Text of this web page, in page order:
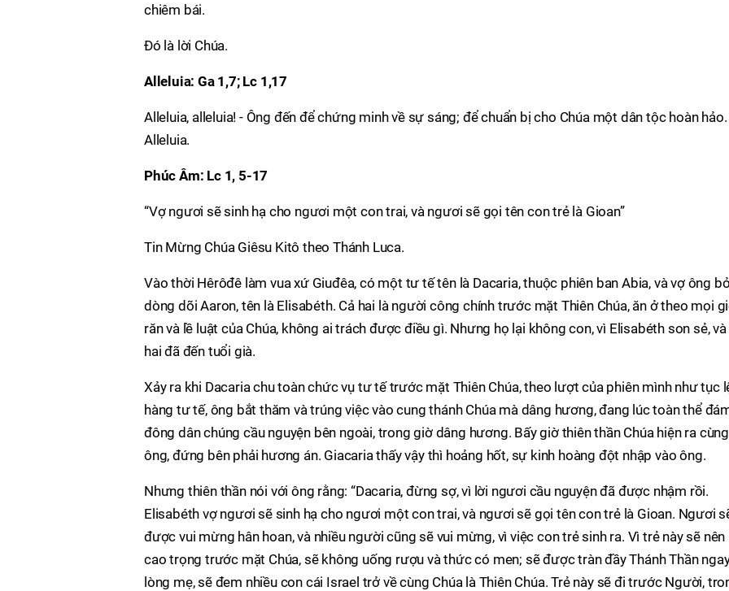
chiêm bái.
Ðó là lời Chúa.
Alleluia: Ga 1,7; Lc 1,17
Alleluia, alleluia! - Ông đến để chứng minh về sự sáng; để chuẩn bị cho Chúa một dân tộc hoàn hảo.
Alleluia.
Phúc Âm: Lc 1, 5-17
“Vợ ngươi sẽ sinh hạ cho ngươi một con trai, và ngươi sẽ gọi tên con trẻ là Gioan”
Tin Mừng Chúa Giêsu Kitô theo Thánh Luca.
Vào thời Hêrôđê làm vua xứ Giuđêa, có một tư tế tên là Dacaria, thuộc phiên ban Abia, và vợ ông
dòng dõi Aaron, tên là Elisabéth. Cả hai là người công chính trước mặt Thiên Chúa, ăn ở theo mọi
răn và lề luật của Chúa, không ai trách được điều gì. Nhưng họ lại không con, vì Elisabéth son sẻ,
hai đã đến tuổi già.
Xảy ra khi Dacaria chu toàn chức vụ tư tế trước mặt Thiên Chúa, theo lượt của phiên mình như tục
hàng tư tế, ông bắt thăm và trúng việc vào cung thánh Chúa mà dâng hương, đang lúc toàn thể
đông dân chúng cầu nguyện bên ngoài, trong giờ dâng hương. Bấy giờ thiên thần Chúa hiện ra cùng
ông, đứng bên phải hương án. Giacaria thấy vậy thì hoảng hốt, sự kinh hoàng đột nhập vào ông.
Nhưng thiên thần nói với ông rằng: “Dacaria, đừng sợ, vì lời ngươi cầu nguyện đã được nhậm rồi.
Elisabéth vợ ngươi sẽ sinh hạ cho ngươi một con trai, và ngươi sẽ gọi tên con trẻ là Gioan. Ngươi
được vui mừng hân hoan, và nhiều người cũng sẽ vui mừng, vì việc con trẻ sinh ra. Vì trẻ này sẽ nên
cao trọng trước mặt Chúa, sẽ không uống rượu và thức có men; sẽ được tràn đầy Thánh Thần
lòng mẹ, sẽ đem nhiều con cái Israel trở về cùng Chúa là Thiên Chúa. Trẻ này sẽ đi trước Người,